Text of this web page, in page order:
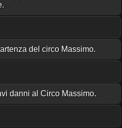
del circo Massimo.
danni al Circo Massimo.